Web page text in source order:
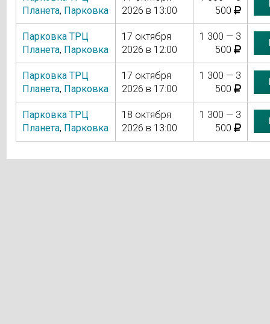
Планета, Парковка
2026 в 13:00
500
Парковка ТРЦ
Планета, Парковка
17 октября
2026 в 12:00
1 300 — 3
500
Парковка ТРЦ
Планета, Парковка
17 октября
2026 в 17:00
1 300 — 3
500
Парковка ТРЦ
Планета, Парковка
18 октября
2026 в 13:00
1 300 — 3
500